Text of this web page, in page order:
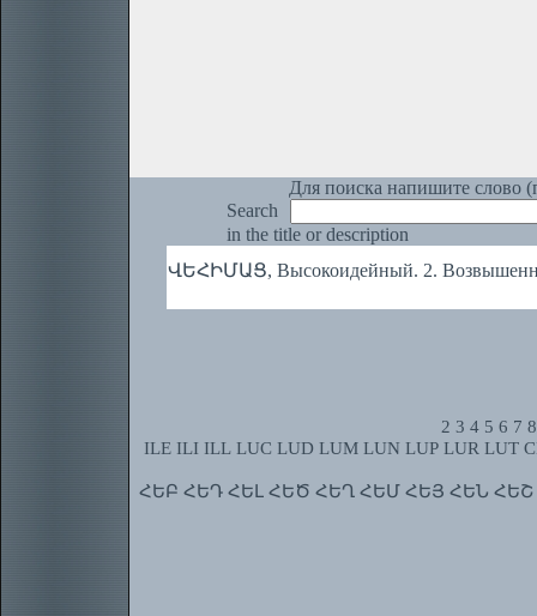
Для поиска напишите слово
Search
in the title or description
ՎԵՀԻՄԱՑ, Высокоидейный. 2.
2 3 4 5 6 7 8
ILE ILI ILL LUC LUD LUM LUN LUP LUR LUT
ՀԵԲ ՀԵԴ ՀԵԼ ՀԵԾ ՀԵՂ ՀԵՄ ՀԵՅ ՀԵՆ ՀԵՇ